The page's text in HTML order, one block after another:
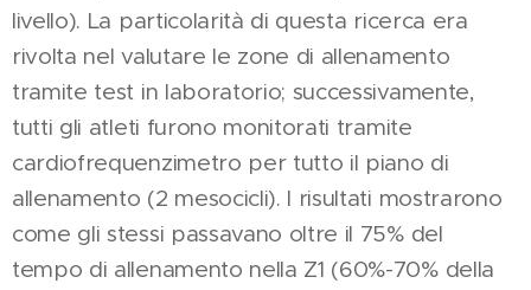
livello). La particolarità di questa ricerca era
rivolta nel valutare le zone di allenamento
tramite test in laboratorio; successivamente,
tutti gli atleti furono monitorati tramite
cardiofrequenzimetro per tutto il piano di
allenamento (2 mesocicli). I risultati mostrarono
come gli stessi passavano oltre il 75% del
tempo di allenamento nella Z1 (60%-70% della